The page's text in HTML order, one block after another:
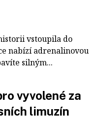
vstoupila do
nabízí adrenalinovou
silným...
vyvolené za
limuzín